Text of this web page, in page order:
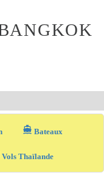
directions_boat Bateaux
Vols Thaïlande